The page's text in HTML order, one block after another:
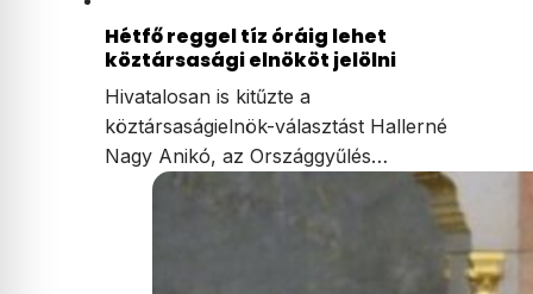
Hétfő reggel tíz óráig lehet
köztársasági elnököt jelölni
Hivatalosan is kitűzte a
köztársaságielnök-választást Hallerné
Nagy Anikó, az Országgyűlés…